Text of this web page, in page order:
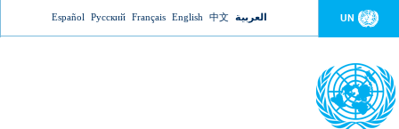
Jump to navigation UN العربية 中文
English
Français
Русский
Español